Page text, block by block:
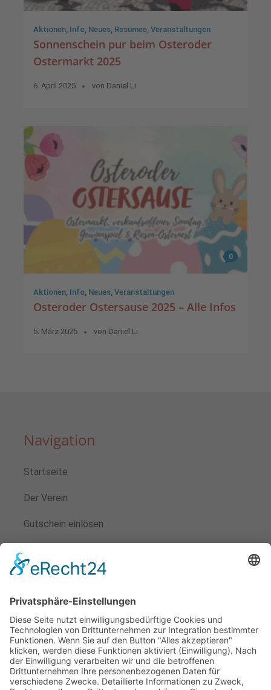
Aktionen, Info, Neues, Resümee, Veranstaltungen
Sonnenschein pur beim Osteroder
Ostermarkt 2025
6. April 2025 von Daniel Li
0
Aktionen, Info, Neues, Veranstaltungen
Osteroder Ostersause 2025 – Alle Infos
5. März 2025 von Daniel Li
Navigation
Startseite
Der Verein
Gutschein einlösen
Kontakt
Mitglied werden
Satzung
Beitragsordnung
Aufnahmeantrag